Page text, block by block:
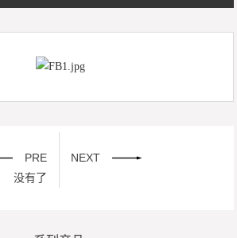
PRE
没有了
NEXT